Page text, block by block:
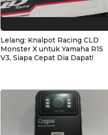
Lelang: Knalpot Racing CLD
Monster X untuk Yamaha R15
V3, Siapa Cepat Dia Dapat!